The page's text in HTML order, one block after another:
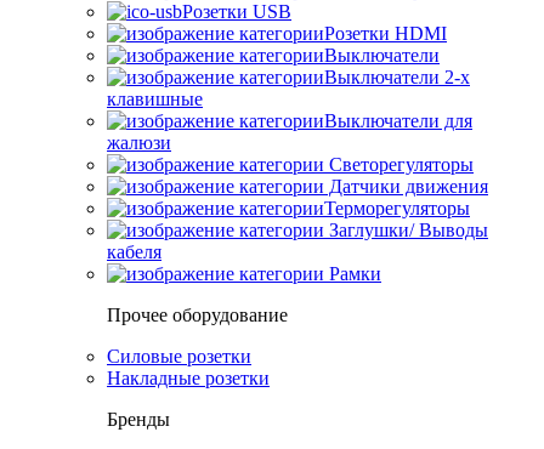
Розетки USB
Розетки HDMI
Выключатели
Выключатели 2-х
клавишные
Выключатели для
жалюзи
Светорегуляторы
Датчики движения
Терморегуляторы
Заглушки/ Выводы
кабеля
Рамки
Прочее оборудование
Силовые розетки
Накладные розетки
Бренды